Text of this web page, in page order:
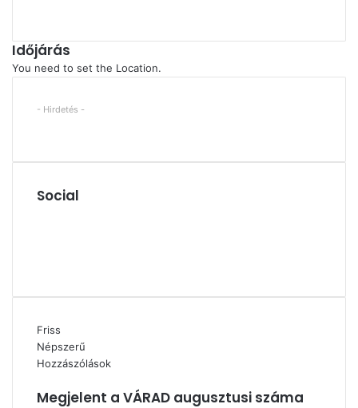
Időjárás
You need to set the Location.
- Hirdetés -
Social
Friss
Népszerű
Hozzászólások
Megjelent a VÁRAD augusztusi száma